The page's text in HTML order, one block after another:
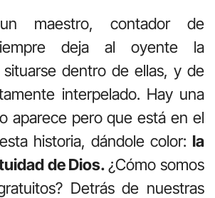
maestro, contador de
deja al oyente la
situarse dentro de ellas, y de
interpelado. Hay una
aparece pero que está en el
historia, dándole color: la
de Dios.¿Cómo somos
Detrás de nuestras